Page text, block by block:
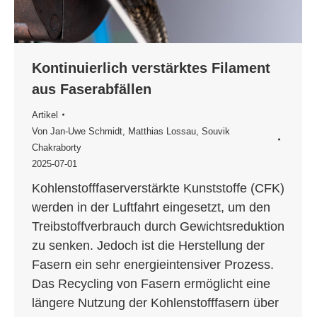
Kontinuierlich verstärktes Filament
aus Faserabfällen
Artikel
Von Jan-Uwe Schmidt Matthias Lossau Souvik
Chakraborty
2025-07-01
Kohlenstofffaserverstärkte Kunststoffe (CFK)
werden in der Luftfahrt eingesetzt, um den
Treibstoffverbrauch durch Gewichtsreduktion
zu senken. Jedoch ist die Herstellung der
Fasern ein sehr energieintensiver Prozess.
Das Recycling von Fasern ermöglicht eine
längere Nutzung der Kohlenstofffasern über